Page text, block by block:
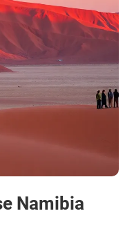
Namibia